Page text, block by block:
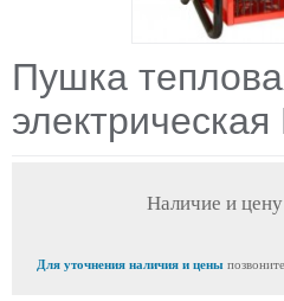
Пушка
Наличие и
Для уточнения наличия и цены